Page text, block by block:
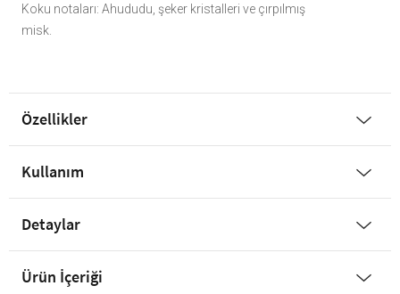
Koku notaları: Ahududu, şeker kristalleri ve çırpılmış
misk.
Özellikler
Kullanım
Detaylar
Ürün İçeriği